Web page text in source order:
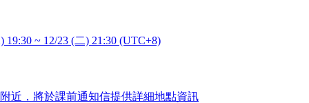
19:30 ~ 12/23 (二) 21:30 (UTC+8)
近，將於課前通知信提供詳細地點資訊